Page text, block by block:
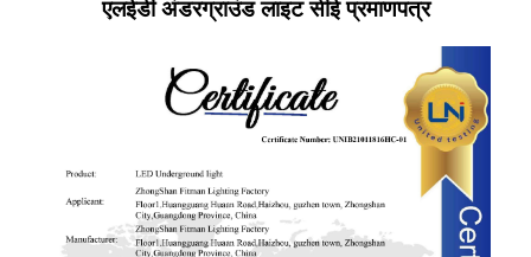
एलईडी अंडरग्राउंड लाइट सीई प्रमाणपत्र